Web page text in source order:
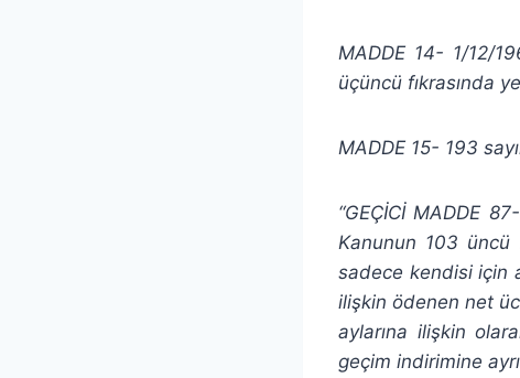
MADDE 14- 1/12/
üçüncü fıkrasında
MADDE 15- 193
“GEÇİCİ MADDE
Kanunun 103
sadece kendisi için
ilişkin ödenen net
aylarına ilişkin
geçim indirimine